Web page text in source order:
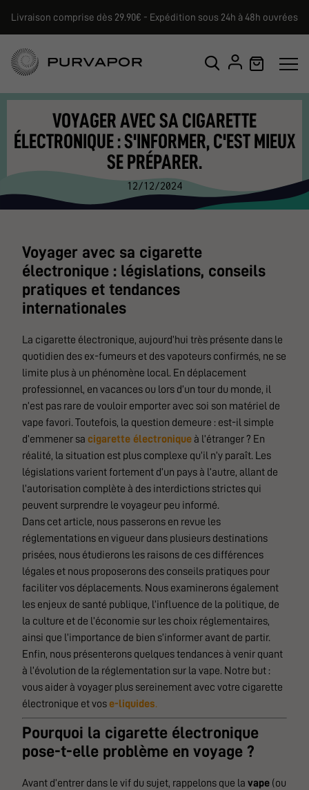
Livraison comprise dès 29.90€ - Expédition sous 24h à 48h ouvrées
VOYAGER AVEC SA CIGARETTE
ÉLECTRONIQUE : S'INFORMER, C'EST MIEUX
SE PRÉPARER.
12/12/2024
Voyager avec sa cigarette
électronique : législations, conseils
pratiques et tendances
internationales
La cigarette électronique, aujourd’hui très présente dans le
quotidien des ex-fumeurs et des vapoteurs confirmés, ne se
limite plus à un phénomène local. En déplacement
professionnel, en vacances ou lors d’un tour du monde, il
n’est pas rare de vouloir emporter avec soi son matériel de
vape favori. Toutefois, la question demeure : est-il simple
d’emmener sa cigarette électronique à l’étranger ? En
réalité, la situation est plus complexe qu’il n’y paraît. Les
législations varient fortement d’un pays à l’autre, allant de
l’autorisation complète à des interdictions strictes qui
peuvent surprendre le voyageur peu informé.
Dans cet article, nous passerons en revue les
réglementations en vigueur dans plusieurs destinations
prisées, nous étudierons les raisons de ces différences
légales et nous proposerons des conseils pratiques pour
faciliter vos déplacements. Nous examinerons également
les enjeux de santé publique, l’influence de la politique, de
la culture et de l’économie sur les choix réglementaires,
ainsi que l’importance de bien s’informer avant de partir.
Enfin, nous présenterons quelques tendances à venir quant
à l’évolution de la réglementation sur la vape. Notre but :
vous aider à voyager plus sereinement avec votre cigarette
électronique et vose-liquides.
Pourquoi la cigarette électronique
pose-t-elle problème en voyage ?
Avant d’entrer dans le vif du sujet, rappelons que la vape (ou